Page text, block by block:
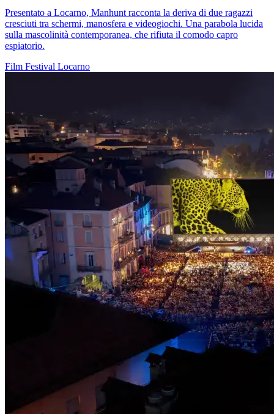
Presentato a Locarno, Manhunt racconta la deriva di due ragazzi
cresciuti tra schermi, manosfera e videogiochi. Una parabola lucida
sulla mascolinità contemporanea, che rifiuta il comodo capro
espiatorio.
Film Festival Locarno